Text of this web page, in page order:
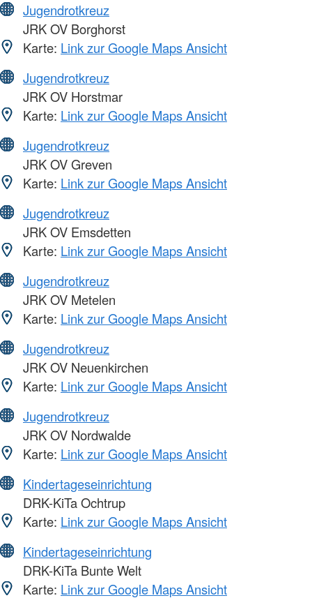
Jugendrotkreuz
JRK OV Borghorst
Karte: Link zur Google Maps Ansicht
Jugendrotkreuz
JRK OV Horstmar
Karte: Link zur Google Maps Ansicht
Jugendrotkreuz
JRK OV Greven
Karte: Link zur Google Maps Ansicht
Jugendrotkreuz
JRK OV Emsdetten
Karte: Link zur Google Maps Ansicht
Jugendrotkreuz
JRK OV Metelen
Karte: Link zur Google Maps Ansicht
Jugendrotkreuz
JRK OV Neuenkirchen
Karte: Link zur Google Maps Ansicht
Jugendrotkreuz
JRK OV Nordwalde
Karte: Link zur Google Maps Ansicht
Kindertageseinrichtung
DRK-KiTa Ochtrup
Karte: Link zur Google Maps Ansicht
Kindertageseinrichtung
DRK-KiTa Bunte Welt
Karte: Link zur Google Maps Ansicht